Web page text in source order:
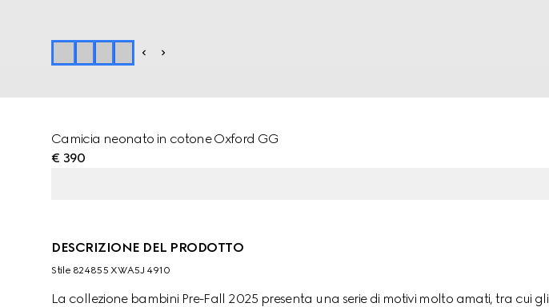
Camicia neonato in cotone Oxford GG
€ 390
DESCRIZIONE DEL PRODOTTO
Stile ‎824855 XWA5J 4910
La collezione bambini Pre-Fall 2025 presenta una serie di motivi molto amati, tra cui gli